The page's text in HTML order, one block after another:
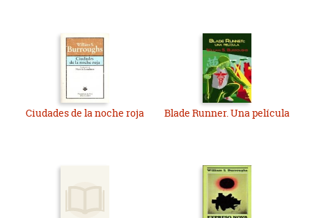
Ciudades de la noche roja Blade Runner. Una película